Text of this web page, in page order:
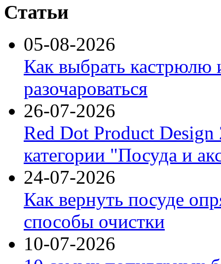
Статьи
05-08-2026
Как выбрать кастрюлю
разочароваться
26-07-2026
Red Dot Product Design
категории "Посуда и
24-07-2026
Как вернуть посуде
способы очистки
10-07-2026